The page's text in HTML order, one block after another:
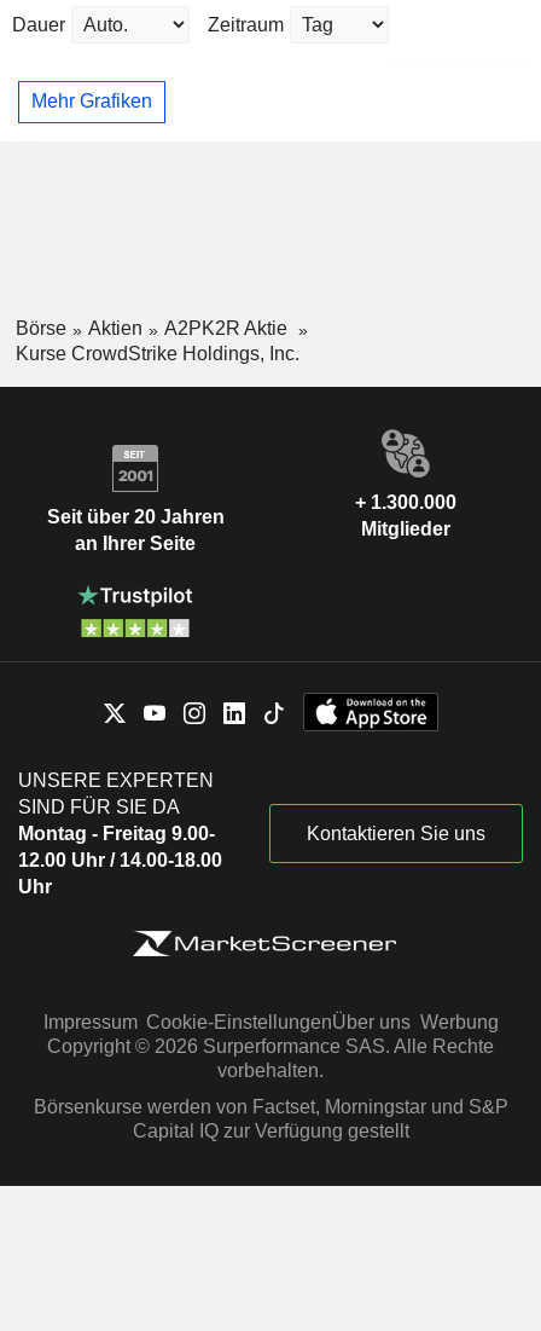
Dauer Zeitraum
Mehr Grafiken
Börse Aktien
A2PK2R Aktie
Kurse CrowdStrike Holdings, Inc.
Seit über 20 Jahren
an Ihrer Seite
+ 1.300.000
Mitglieder
UNSERE EXPERTEN
SIND FÜR SIE DA
Montag - Freitag 9.00-
12.00 Uhr / 14.00-18.00
Uhr
Kontaktieren Sie uns
Impressum Cookie-EinstellungenÜber uns Werbung
Copyright © 2026 Surperformance SAS. Alle Rechte
vorbehalten.
Börsenkurse werden von Factset, Morningstar und S&P
Capital IQ zur Verfügung gestellt